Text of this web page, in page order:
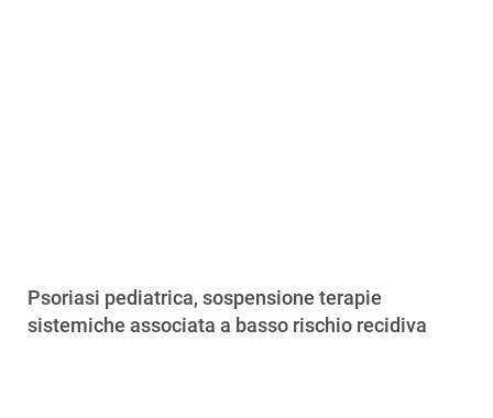
Psoriasi pediatrica, sospensione terapie
sistemiche associata a basso rischio recidiva